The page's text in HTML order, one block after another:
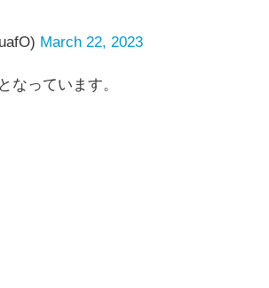
March 22, 2023
なっています。